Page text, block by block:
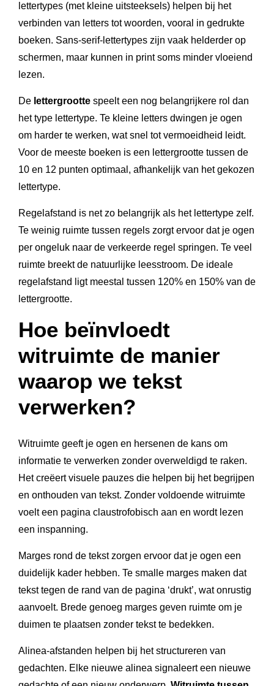
lettertypes (met kleine uitsteeksels) helpen bij het
verbinden van letters tot woorden, vooral in gedrukte
boeken. Sans-serif-lettertypes zijn vaak helderder op
schermen, maar kunnen in print soms minder vloeiend
lezen.
De lettergrootte speelt een nog belangrijkere rol dan
het type lettertype. Te kleine letters dwingen je ogen
om harder te werken, wat snel tot vermoeidheid leidt.
Voor de meeste boeken is een lettergrootte tussen de
10 en 12 punten optimaal, afhankelijk van het gekozen
lettertype.
Regelafstand is net zo belangrijk als het lettertype zelf.
Te weinig ruimte tussen regels zorgt ervoor dat je ogen
per ongeluk naar de verkeerde regel springen. Te veel
ruimte breekt de natuurlijke leesstroom. De ideale
regelafstand ligt meestal tussen 120% en 150% van de
lettergrootte.
Hoe beïnvloedt
witruimte de manier
waarop we tekst
verwerken?
Witruimte geeft je ogen en hersenen de kans om
informatie te verwerken zonder overweldigd te raken.
Het creëert visuele pauzes die helpen bij het begrijpen
en onthouden van tekst. Zonder voldoende witruimte
voelt een pagina claustrofobisch aan en wordt lezen
een inspanning.
Marges rond de tekst zorgen ervoor dat je ogen een
duidelijk kader hebben. Te smalle marges maken dat
tekst tegen de rand van de pagina ‘drukt’, wat onrustig
aanvoelt. Brede genoeg marges geven ruimte om je
duimen te plaatsen zonder tekst te bedekken.
Alinea-afstanden helpen bij het structureren van
gedachten. Elke nieuwe alinea signaleert een nieuwe